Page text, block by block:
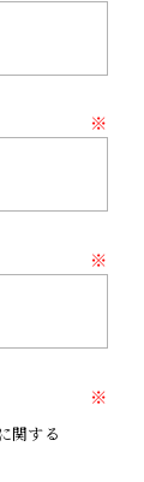
※
※
※
関する